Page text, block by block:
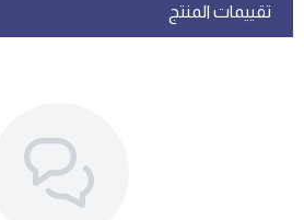
تقييمات المنتج